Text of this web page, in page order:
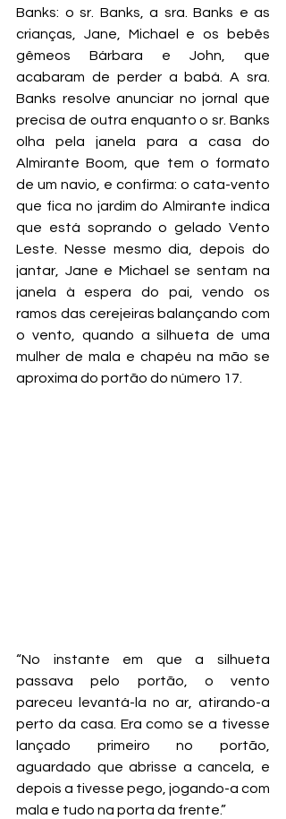
Banks: o sr. Banks, a sra. Banks e as
crianças, Jane, Michael e os bebês
gêmeos Bárbara e John, que
acabaram de perder a babá. A sra.
Banks resolve anunciar no jornal que
precisa de outra enquanto o sr. Banks
olha pela janela para a casa do
Almirante Boom, que tem o formato
de um navio, e confirma: o cata-vento
que fica no jardim do Almirante indica
que está soprando o gelado Vento
Leste. Nesse mesmo dia, depois do
jantar, Jane e Michael se sentam na
janela à espera do pai, vendo os
ramos das cerejeiras balançando com
o vento, quando a silhueta de uma
mulher de mala e chapéu na mão se
aproxima do portão do número 17.
“No instante em que a silhueta
passava pelo portão, o vento
pareceu levantá-la no ar, atirando-a
perto da casa. Era como se a tivesse
lançado primeiro no portão,
aguardado que abrisse a cancela, e
depois a tivesse pego, jogando-a com
mala e tudo na porta da frente.”